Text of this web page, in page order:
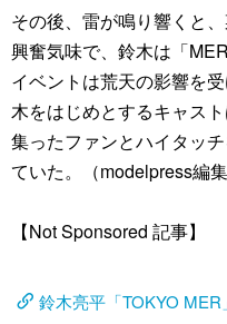
その後、雷が鳴り響くと
興奮気味で、鈴木は「
イベントは荒天の影響を
木をはじめとするキャス
集ったファンとハイタッ
ていた。（modelpress編集
【Not Sponsored 記事】
鈴木亮平「TOKYO